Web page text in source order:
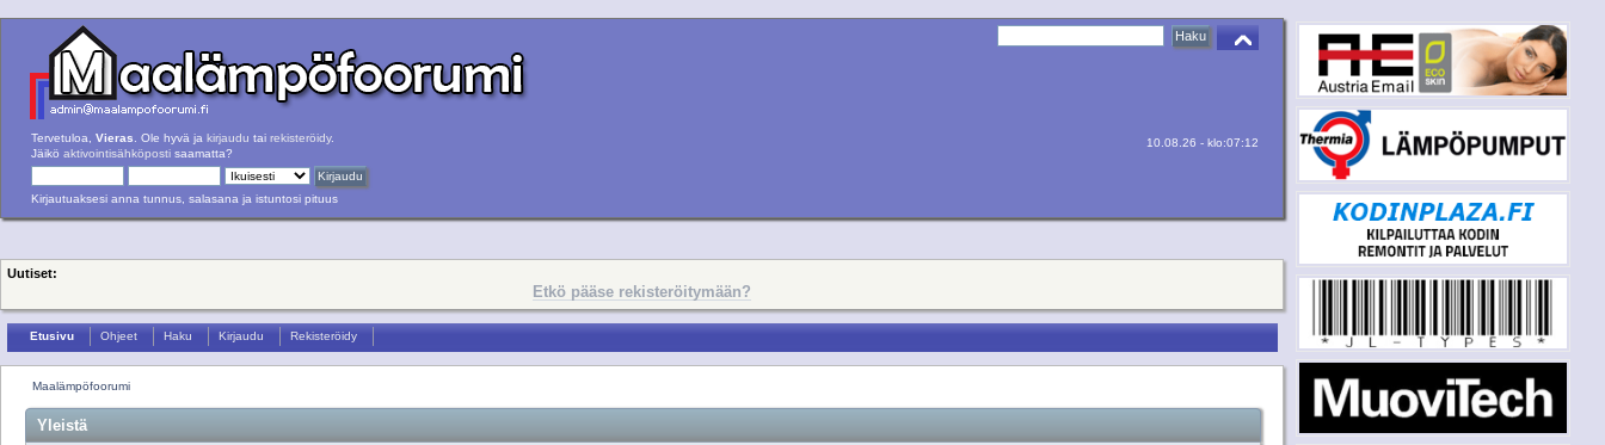
Tervetuloa, Vieras . Ole hyvä ja kirjaudu tai rekisteröidy.
Jäikö aktivointisähköposti saamatta?
Kirjautuaksesi anna tunnus, salasana ja istuntosi pituus
10.08.26 - klo:07:12
Uutiset:
Etkö pääse rekisteröitymään?
Etusivu Ohjeet Haku Kirjaudu Rekisteröidy
Maalämpöfoorumi
Yleistä